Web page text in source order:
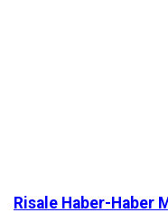
Risale Haber-Haber